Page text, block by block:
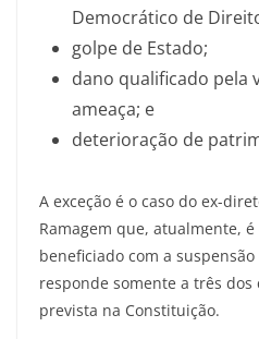
Democrático de
golpe de Estado;
dano qualificado pela
ameaça; e
deterioração de
A exceção é o caso do ex-
Ramagem que, atualmente,
beneficiado com a
responde somente a três
prevista na Constituição.